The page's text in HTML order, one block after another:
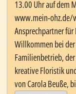
13.00 Uhr auf dem
www.mein-ohz.de/
Ansprechpartner
Willkommen bei
Familienbetrieb,
kreative Floristik
von Carola Beuße,